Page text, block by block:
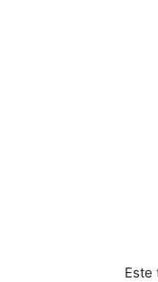
Este